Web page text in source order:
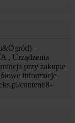
-
, Urządzenia
przy zakupie
informacje
content/8-